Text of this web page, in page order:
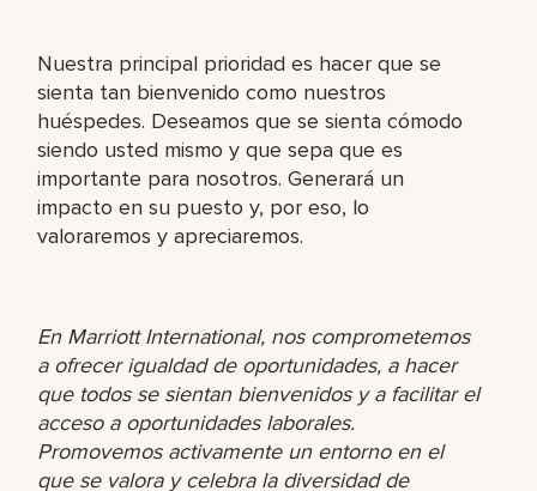
Nuestra principal prioridad es hacer que se
sienta tan bienvenido como nuestros
huéspedes. Deseamos que se sienta cómodo
siendo usted mismo y que sepa que es
importante para nosotros. Generará un
impacto en su puesto y, por eso, lo
valoraremos y apreciaremos.
En Marriott International, nos comprometemos
a ofrecer igualdad de oportunidades, a hacer
que todos se sientan bienvenidos y a facilitar el
acceso a oportunidades laborales.
Promovemos activamente un entorno en el
que se valora y celebra la diversidad de